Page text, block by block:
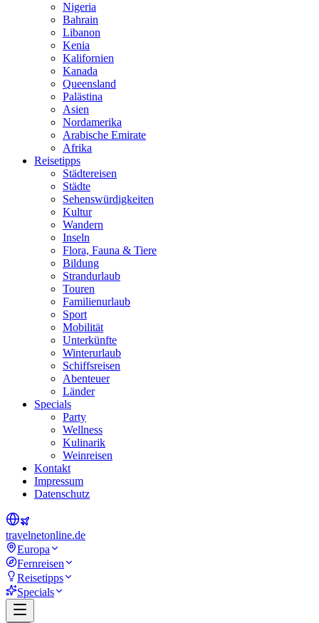
Nigeria
Bahrain
Libanon
Kenia
Kalifornien
Kanada
Queensland
Palästina
Asien
Nordamerika
Arabische Emirate
Afrika
Reisetipps
Städtereisen
Städte
Sehenswürdigkeiten
Kultur
Wandern
Inseln
Flora, Fauna & Tiere
Bildung
Strandurlaub
Touren
Familienurlaub
Sport
Mobilität
Unterkünfte
Winterurlaub
Schiffsreisen
Abenteuer
Länder
Specials
Party
Wellness
Kulinarik
Weinreisen
Kontakt
Impressum
Datenschutz
travelnetonline.de
Europa
Fernreisen
Reisetipps
Specials